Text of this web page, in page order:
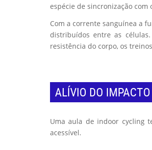
espécie de sincronização
Com a corrente sanguínea a
distribuídos entre as
resistência do corpo, os
ALÍVIO DO
Uma aula de indoor cycling
acessível.